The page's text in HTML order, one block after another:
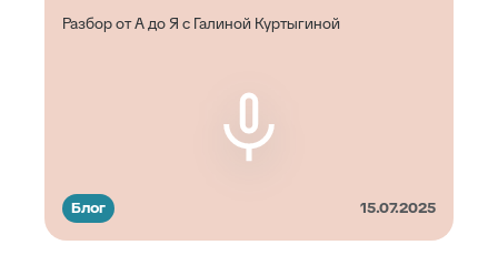
Разбор от А до Я c Галиной Куртыгиной
Блог 15.07.2025